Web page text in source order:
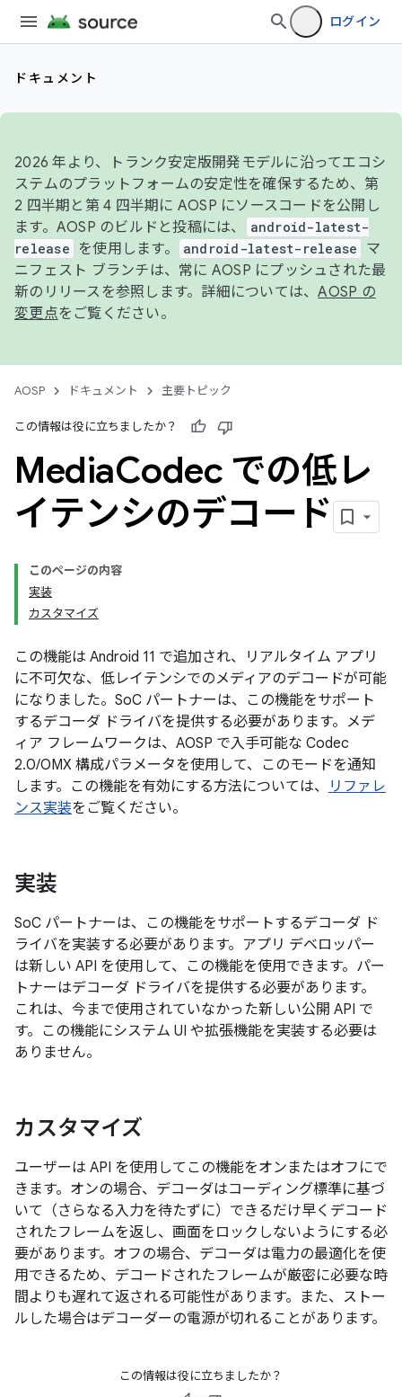
ログイン
ドキュメント
2026 年より、トランク安定版開発モデルに沿ってエコシ
ステムのプラットフォームの安定性を確保するため、第
2 四半期と第 4 四半期に AOSP にソースコードを公開し
ます。AOSP のビルドと投稿には、
android-latest-
release
を使用します。 android-latest-release
マ
ニフェスト ブランチは、常に AOSP にプッシュされた最
新のリリースを参照します。詳細については、AOSP の
変更点をご覧ください。
AOSP ドキュメント 主要トピック
この情報は役に立ちましたか？
MediaCodec での低レ
イテンシのデコード
このページの内容
実装
カスタマイズ
この機能は Android 11 で追加され、リアルタイム アプリ
に不可欠な、低レイテンシでのメディアのデコードが可能
になりました。SoC パートナーは、この機能をサポート
するデコーダ ドライバを提供する必要があります。メデ
ィア フレームワークは、AOSP で入手可能な Codec
2.0/OMX 構成パラメータを使用して、このモードを通知
します。この機能を有効にする方法については、
リファレ
ンス実装をご覧ください。
実装
SoC パートナーは、この機能をサポートするデコーダ ド
ライバを実装する必要があります。アプリ デベロッパー
は新しい API を使用して、この機能を使用できます。パー
トナーはデコーダ ドライバを提供する必要があります。
これは、今まで使用されていなかった新しい公開 API で
す。この機能にシステム UI や拡張機能を実装する必要は
ありません。
カスタマイズ
ユーザーは API を使用してこの機能をオンまたはオフにで
きます。オンの場合、デコーダはコーディング標準に基づ
いて（さらなる入力を待たずに）できるだけ早くデコード
されたフレームを返し、画面をロックしないようにする必
要があります。オフの場合、デコーダは電力の最適化を使
用できるため、デコードされたフレームが厳密に必要な時
間よりも遅れて返される可能性があります。また、ストー
ルした場合はデコーダーの電源が切れることがあります。
この情報は役に立ちましたか？